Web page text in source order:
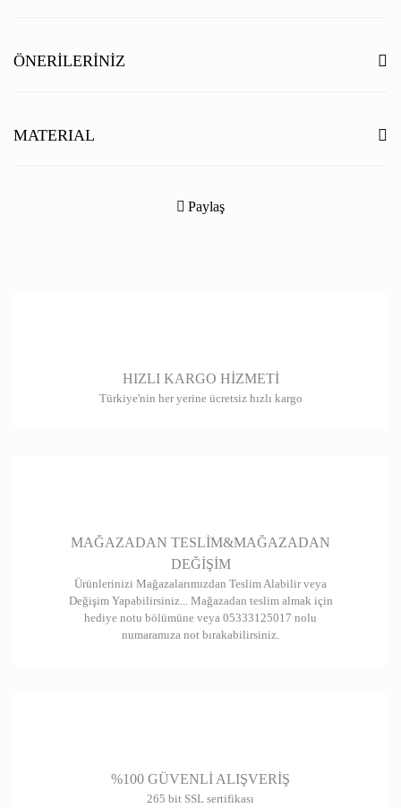
ÖNERILERINIZ
iletebilirsiniz.
Ürün resmi kalitesiz, bozuk veya görüntülenemiyor.
MATERIAL
Paylaş
HIZLI KARGO HİZMETİ
Türkiye'nin her yerine ücretsiz hızlı kargo
MAĞAZADAN TESLİM&MAĞAZADAN
DEĞİŞİM
Ürünlerinizi Mağazalarımızdan Teslim Alabilir veya
Değişim Yapabilirsiniz... Mağazadan teslim almak için
hediye notu bölümüne veya 05333125017 nolu
numaramıza not bırakabilirsiniz.
%100 GÜVENLİ ALIŞVERİŞ
265 bit SSL sertifikası